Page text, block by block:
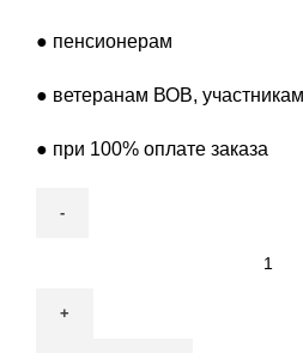
● пенсионерам
● ветеранам ВОВ,
● при 100% оплате заказа
125